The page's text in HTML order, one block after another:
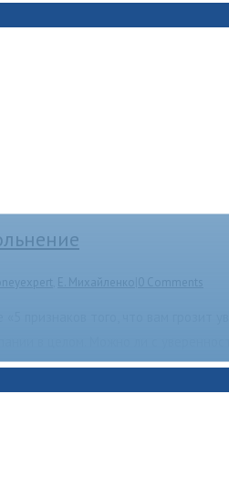
признаков того, что вам грозит
в целом. Можно ли с